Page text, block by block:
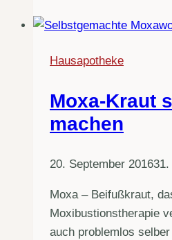
das?
Hausapotheke
Moxa-Kraut
machen
20. September 201631.
Moxa – Beifußkraut,
Moxibustionstherapie
auch problemlos